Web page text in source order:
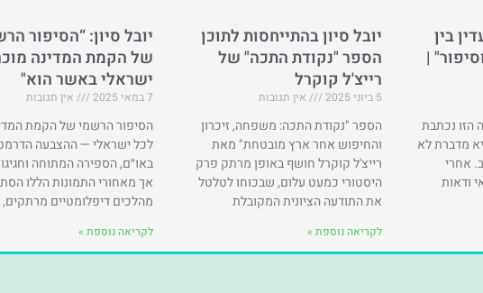
בין
|
נכתבת
מדברת לא
אחרי
ודאות
יובל סיון בהתייחסות לתוכן
הספר "נקודת התכה" של
רייצ'ל קוקרל
5 ביוני 2025 אין תגובות
הספר "נקודת התכה: משפחה, זיכרון
והחיפוש אחר ארץ מובטחת" מאת
רייצ'ל קוקרל חושף באופן מרתק פרק
היסטורי כמעט עלום, שבכוחו לטלטל
את התודעה הציונית המקובלת
לקריאה נוספת »
יובל סיון: “הסיפור
של הקמת המדינה
ישראלי באשר הוא"
7 במאי 2025 אין תגובות
הסיפור הרשמי של הקמת
לכל ישראלי — ההצבעה
באו״ם, הספירה המתוחה
אך מאחורי התמונות הללו
מהלכים דיפלומטיים מרתקים,
לקריאה נוספת »